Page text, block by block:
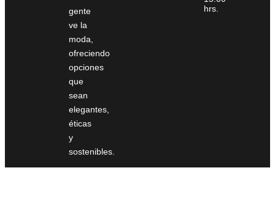
gente
ve la
moda,
ofreciendo
opciones
que
sean
elegantes,
éticas
y
sostenibles.
hrs.